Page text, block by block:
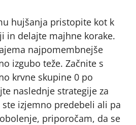
hujšanja pristopite kot k
in delajte majhne korake.
najpomembnejše
izgubo teže. Začnite s
krvne skupine 0 po
naslednje strategije za
ste izjemno predebeli ali pa
priporočam, da se